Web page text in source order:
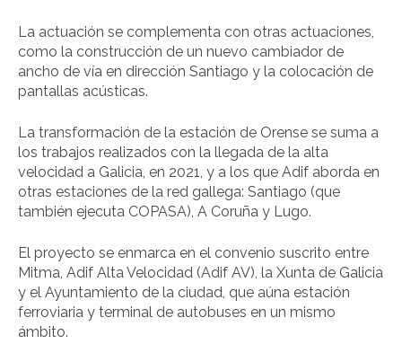
La actuación se complementa con otras actuaciones,
como la construcción de un nuevo cambiador de
ancho de vía en dirección Santiago y la colocación de
pantallas acústicas.
La transformación de la estación de Orense se suma a
los trabajos realizados con la llegada de la alta
velocidad a Galicia, en 2021, y a los que Adif aborda en
otras estaciones de la red gallega: Santiago (que
también ejecuta COPASA), A Coruña y Lugo.
El proyecto se enmarca en el convenio suscrito entre
Mitma, Adif Alta Velocidad (Adif AV), la Xunta de Galicia
y el Ayuntamiento de la ciudad, que aúna estación
ferroviaria y terminal de autobuses en un mismo
ámbito.